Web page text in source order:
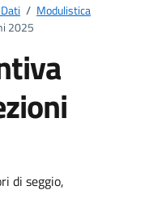
/ Modulistica
2025
di seggio,